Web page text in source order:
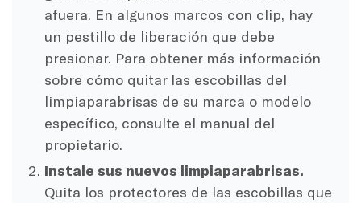
afuera. En algunos marcos con clip, hay
un pestillo de liberación que debe
presionar. Para obtener más información
sobre cómo quitar las escobillas del
limpiaparabrisas de su marca o modelo
específico, consulte el manual del
propietario.
Instale sus nuevos limpiaparabrisas.
Quita los protectores de las escobillas que